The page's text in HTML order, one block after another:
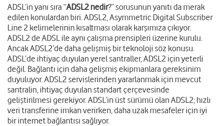
ADSL’in yanı sıra “ADSL2 nedir?” sorusunun yanıtı da merak
edilen konulardan biri. ADSL2, Asymmetric Digital Subscriber
Line 2 kelimelerinin kısaltması olarak karşımıza çıkıyor.
ADSL2 de ADSL ile aynı çalışma prensipleri üzerine kurulu.
Ancak ADSL2’de daha gelişmiş bir teknoloji söz konusu.
ADSL’de ihtiyaç duyulan yerel santraller, ADSL2 için yeterli
değil. Bağlantı için daha gelişmiş ekipmanlara gereksinim
duyuluyor. ADSL2 servislerinden yararlanmak için mevcut
santralin, ihtiyaç duyulan standart çerçevesinde
geliştirilmesi gerekiyor. ADSL’in üst sürümü olan ADSL2; hızlı
veri transferine imkan verirken, daha uzak mesafeler için iyi
bir internet bağlantısı sağlıyor.